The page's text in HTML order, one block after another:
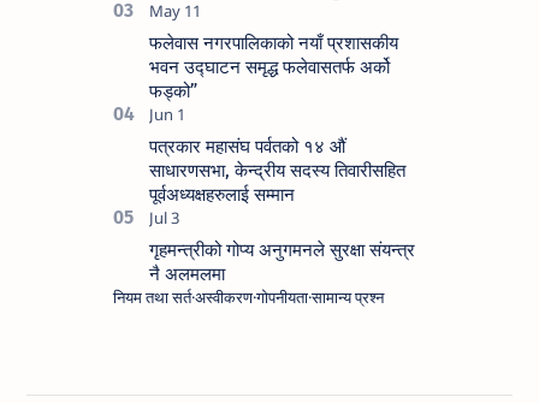
फलेवास नगरपालिकाको नयाँ प्रशासकीय
भवन उद्घाटन समृद्ध फलेवासतर्फ अर्को
फड्को”
पत्रकार महासंघ पर्वतको १४ औं
साधारणसभा, केन्द्रीय सदस्य तिवारीसहित
पूर्वअध्यक्षहरुलाई सम्मान
गृहमन्त्रीको गोप्य अनुगमनले सुरक्षा संयन्त्र
नै अलमलमा
नियम तथा सर्तअस्वीकरणगोपनीयतासामान्य प्रश्न